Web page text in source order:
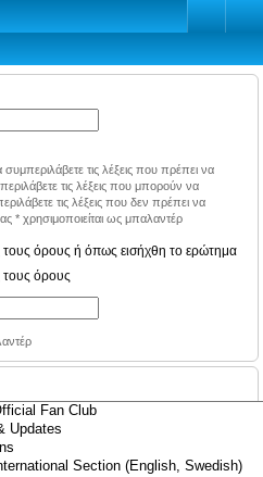
συμπεριλάβετε τις λέξεις που πρέπει να
τις λέξεις που μπορούν να
τις λέξεις που δεν πρέπει να
* χρησιμοποιείται ως μπαλαντέρ
όρους ή όπως εισήχθη το ερώτημα
όρους